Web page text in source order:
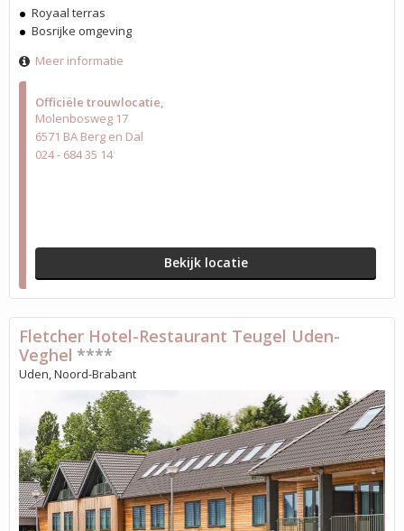
Officiële trouwlocatie
Molenbosweg 17
6571 BA Berg en Dal
024 - 684 35 14
Bekijk locatie
Royaal terras
Bosrijke omgeving
Meer informatie
Fletcher Hotel-Restaurant Teugel Uden-
Veghel ****
Uden, Noord-Brabant